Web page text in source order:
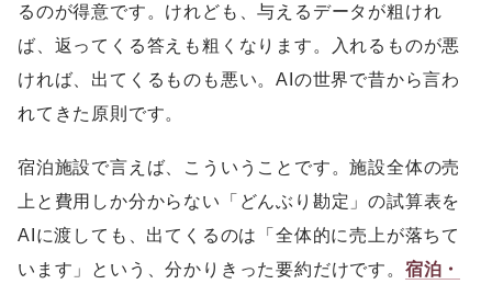
るのが得意です。けれども、与えるデータが粗けれ
ば、返ってくる答えも粗くなります。入れるものが悪
ければ、出てくるものも悪い。AIの世界で昔から言わ
れてきた原則です。
宿泊施設で言えば、こういうことです。施設全体の売
上と費用しか分からない「どんぶり勘定」の試算表を
AIに渡しても、出てくるのは「全体的に売上が落ちて
います」という、分かりきった要約だけです。 宿泊・